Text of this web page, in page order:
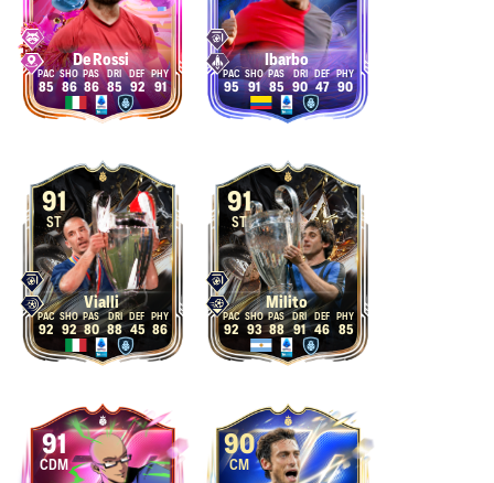
De Rossi
85 86 86 85 92 91
Ibarbo
95 91 85 90 47 90
91
ST
Vialli
92 92 80 88 45 86
91
ST
Milito
92 93 88 91 46 85
91
CDM
90
CM